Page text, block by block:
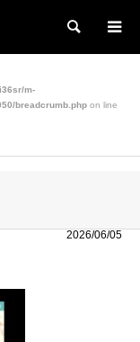
検索
m-
breadcrumb.php on line
2026/06/05